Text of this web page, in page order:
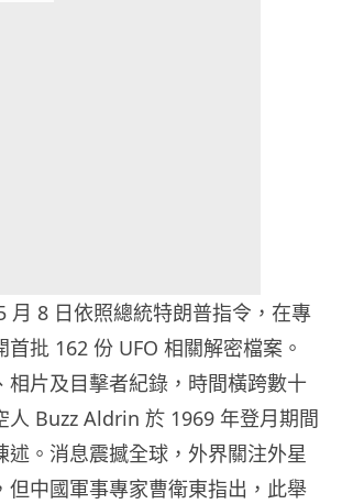
月 8 日依照總統特朗普指令，在專
批 162 份 UFO 相關解密檔案。
相片及目擊者紀錄，時間橫跨數十
人 Buzz Aldrin 於 1969 年登月期間
述。消息震撼全球，外界關注外星
但中國軍事專家曹衛東指出，此舉